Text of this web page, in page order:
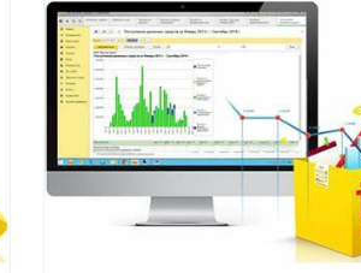
Смотреть проект